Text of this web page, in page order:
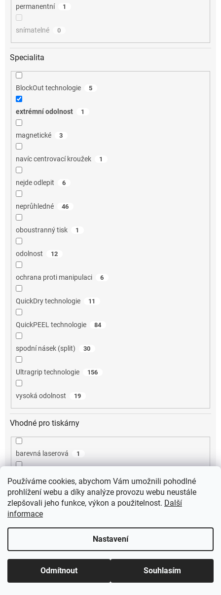
Používáme cookies, abychom Vám umožnili pohodlné
prohlížení webu a díky analýze provozu webu neustále
zlepšovali jeho funkce, výkon a použitelnost. Další
informace
Nastavení
Odmítnout Souhlasím
permanentní 1
snímatelné 0
Specialita
BlockOut technologie 5
extrémní odolnost 1
magnetické 3
navíc centrovací kroužek 1
nejde odlepit 6
neprůhledné 46
oboustranný tisk 1
odolnost 12
ochrana proti manipulaci 6
QuickDry technologie 11
QuickPEEL technologie 84
spodní násek (split) 30
Ultragrip technologie 156
vysoká odolnost 19
Vhodné pro tiskárny
barevná laserová 1
černobílá laserová
etiketovací kleště 0
inkoustová 0
jehličková 0